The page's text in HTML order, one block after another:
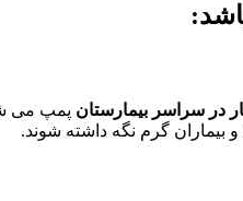
در سراسر بیمارستان پمپ می
بیماران گرم نگه داشته شوند.